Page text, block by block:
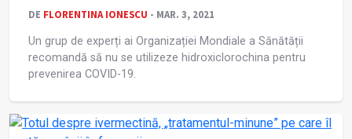
DE FLORENTINA IONESCU - MAR. 3, 2021
Un grup de experți ai Organizației Mondiale a Sănătății
recomandă să nu se utilizeze hidroxiclorochina pentru
prevenirea COVID-19.